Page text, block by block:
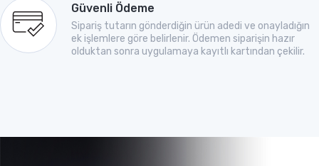
Güvenli Ödeme
Sipariş tutarın gönderdiğin ürün adedi ve onayladığın
ek işlemlere göre belirlenir. Ödemen siparişin hazır
olduktan sonra uygulamaya kayıtlı kartından çekilir.